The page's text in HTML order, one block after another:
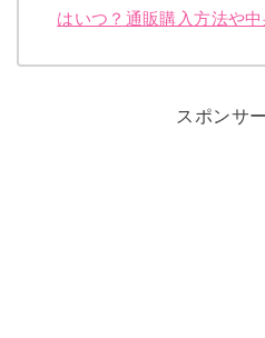
はいつ？通販購入方法や中
スポンサ